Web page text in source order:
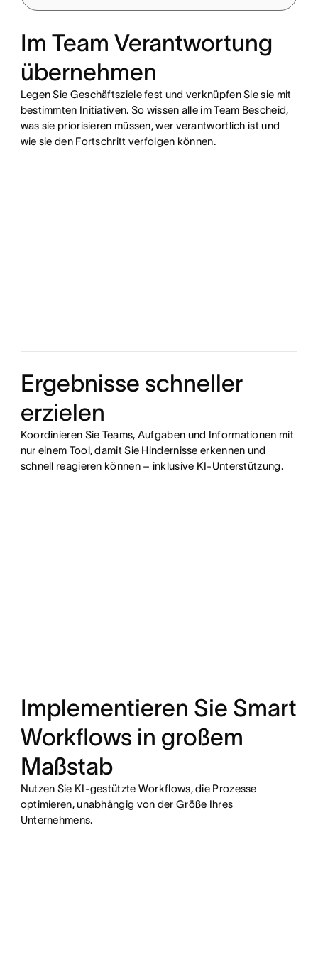
Im Team Verantwortung
übernehmen
Legen Sie Geschäftsziele fest und verknüpfen Sie sie mit
bestimmten Initiativen. So wissen alle im Team Bescheid,
was sie priorisieren müssen, wer verantwortlich ist und
wie sie den Fortschritt verfolgen können.
Ergebnisse schneller
erzielen
Koordinieren Sie Teams, Aufgaben und Informationen mit
nur einem Tool, damit Sie Hindernisse erkennen und
schnell reagieren können – inklusive KI-Unterstützung.
Implementieren Sie Smart
Workflows in großem
Maßstab
Nutzen Sie KI-gestützte Workflows, die Prozesse
optimieren, unabhängig von der Größe Ihres
Unternehmens.